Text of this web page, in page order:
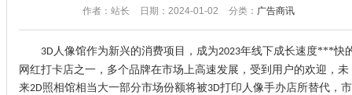
作者：站长 日期：2024-01-02 分类： 广告商讯
3D 人像馆作为新兴的消费项目，成为2023年线下成长速度***快
网红打卡店之一，多个品牌在市场上高速发展，受到用户的欢迎，未
来2D照相馆相当大一部分市场份额将被3D打印人像手办店所替代，市